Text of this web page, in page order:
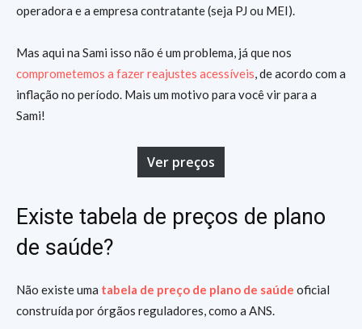
operadora e a empresa contratante (seja PJ ou MEI).
Mas aqui na Sami isso não é um problema, já que nos
comprometemos a fazer reajustes acessíveis, de acordo com a
inflação no período. Mais um motivo para você vir para a
Sami!
Ver preços
Existe tabela de preços de plano
de saúde?
Não existe uma tabela de preço de plano de saúde oficial
construída por órgãos reguladores, como a ANS.